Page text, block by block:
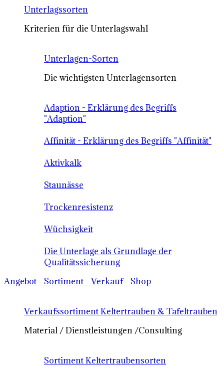
Unterlagssorten
Kriterien für die Unterlagswahl
Unterlagen-Sorten
Die wichtigsten Unterlagensorten
Adaption - Erklärung des Begriffs
"Adaption"
Affinität - Erklärung des Begriffs "Affinität"
Aktivkalk
Staunässe
Trockenresistenz
Wüchsigkeit
Die Unterlage als Grundlage der
Qualitätssicherung
Angebot - Sortiment - Verkauf - Shop
Verkaufssortiment Keltertrauben & Tafeltrauben
Material / Dienstleistungen /Consulting
Sortiment Keltertraubensorten